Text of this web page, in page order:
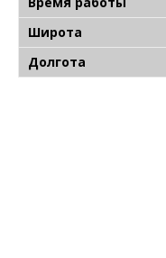
Широта
Долгота